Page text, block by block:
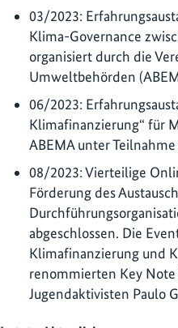
03/2023:
Klima-Governance
organisiert durch die
Umweltbehörden
06/2023:
Klimafinanzierung“ für
ABEMA unter
08/2023: Vierteilige
Förderung des
abgeschlossen. Die
Klimafinanzierung und
renommierten Key
Jugendaktivisten Paulo